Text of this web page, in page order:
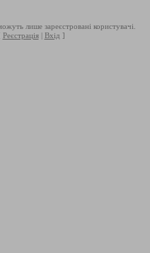
лише зареєстровані користувачі.
Реєстрація| Вхід ]